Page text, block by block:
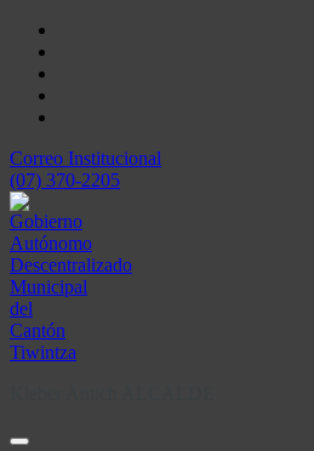
Skip
content
Correo Institucional
(07) 370-2205